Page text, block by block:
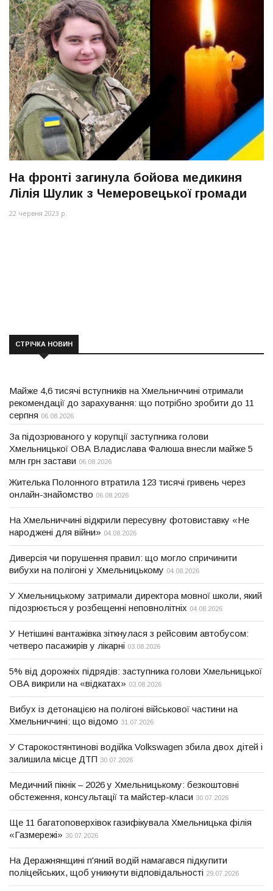
На фронті загинула бойова медикиня
Лілія Шулик з Чемеровецької громади
22 червня 2023 р.
СТРІЧКА НОВИН
Майже 4,6 тисячі вступників на Хмельниччині отримали
рекомендації до зарахування: що потрібно зробити до 11
серпня 06.08.2026
За підозрюваного у корупції заступника голови
Хмельницької ОВА Владислава Фалюша внесли майже 5
млн грн застави 06.08.2026
Жителька Полонного втратила 123 тисячі гривень через
онлайн-знайомство 06.08.2026
На Хмельниччині відкрили пересувну фотовиставку «Не
народжені для війни» 04.08.2026
Диверсія чи порушення правил: що могло спричинити
вибухи на полігоні у Хмельницькому 04.08.2026
У Хмельницькому затримали директора мовної школи, який
підозрюється у розбещенні неповнолітніх 04.08.2026
У Нетішині вантажівка зіткнулася з рейсовим автобусом:
четверо пасажирів у лікарні 03.08.2026
5% від дорожніх підрядів: заступника голови Хмельницької
ОВА викрили на «відкатах» 03.08.2026
Вибух із детонацією на полігоні військової частини на
Хмельниччині: що відомо 31.07.2026
У Старокостянтинові водійка Volkswagen збила двох дітей і
залишила місце ДТП 30.07.2026
Медичний пікнік – 2026 у Хмельницькому: безкоштовні
обстеження, консультації та майстер-класи 30.07.2026
Ще 11 багатоповерхівок газифікувала Хмельницька філія
«Газмережі» 30.07.2026
На Деражнянщині п'яний водій намагався підкупити
поліцейських, щоб уникнути відповідальності 29.07.2026